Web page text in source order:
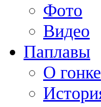
Фото
Видео
Паплавы
О гонке